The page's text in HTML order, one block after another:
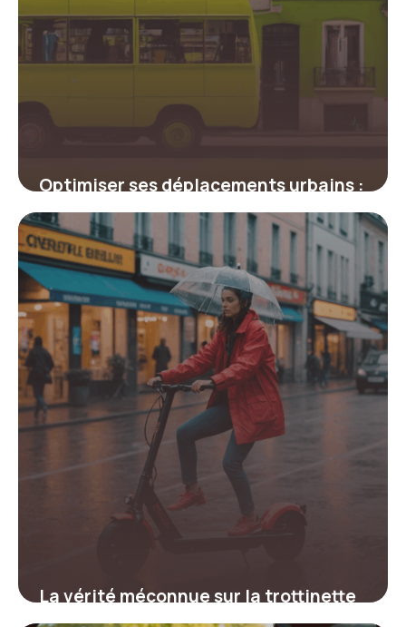
Optimiser ses déplacements urbains :
tout savoir sur les codes promo Lime
19 juin 2026
La vérité méconnue sur la trottinette